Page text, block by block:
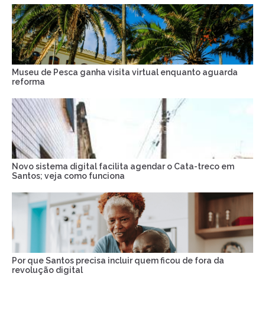
Museu de Pesca ganha visita virtual enquanto aguarda
reforma
Novo sistema digital facilita agendar o Cata-treco em
Santos; veja como funciona
Por que Santos precisa incluir quem ficou de fora da
revolução digital